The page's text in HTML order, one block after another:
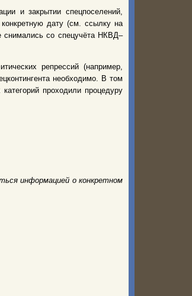
и закрытии спецпоселений,
дату (см. ссылку на
снимались со спецучёта НКВД–
репрессий (например,
необходимо. В том
проходили процедуру
информацией о конкретном